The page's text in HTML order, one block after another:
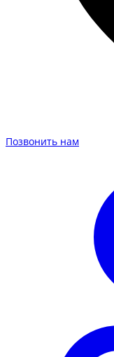
Позвонить нам